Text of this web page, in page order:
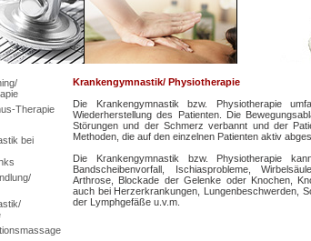
Therapie
bei
Krankengymnastik/ Physiotherapie
Die Krankengymnastik bzw. Physiotherapie
Wiederherstellung des Patienten. Die
Störungen und der Schmerz verbannt und der
Methoden, die auf den einzelnen Patienten aktiv
Die Krankengymnastik bzw. Physiotherapie
Bandscheibenvorfall, Ischiasprobleme,
Arthrose, Blockade der Gelenke oder Knochen,
auch bei Herzerkrankungen, Lungenbeschwerden,
der Lymphgefäße u.v.m.